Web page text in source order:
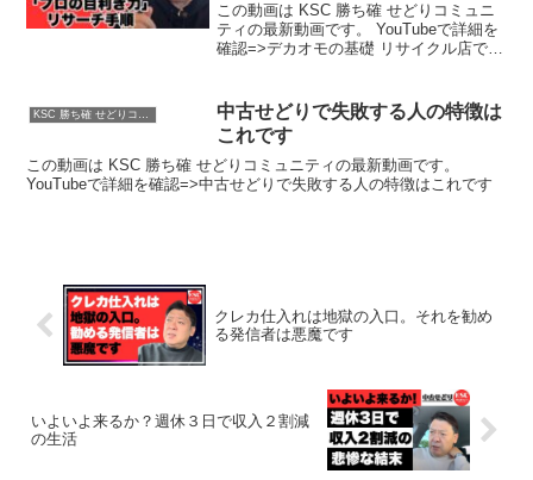
この動画は KSC 勝ち確 せどりコミュニ
ティの最新動画です。 YouTubeで詳細を
確認=>デカオモの基礎 リサイクル店で高
KSC 勝ち確 せどりコミュニティ
中古せどりで失敗する人の特徴は
これです
この動画は KSC 勝ち確 せどりコミュニティの最新動画です。
YouTubeで詳細を確認=>中古せどりで失敗する人の特徴はこれです
クレカ仕入れは地獄の入口。それを勧め
る発信者は悪魔です
いよいよ来るか？週休３日で収入２割減
の生活